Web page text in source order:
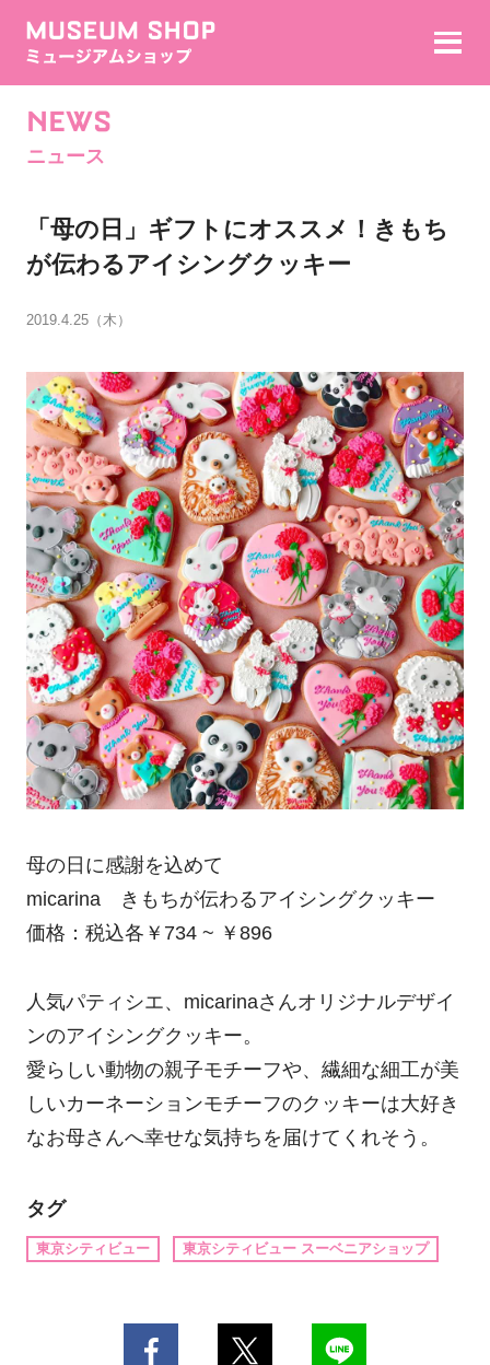
NEWS
ニュース
「母の日」ギフトにオススメ！きもち
が伝わるアイシングクッキー
2019.4.25（木）
母の日に感謝を込めて
micarina きもちが伝わるアイシングクッキー
価格：税込各￥734 ~ ￥896
人気パティシエ、micarinaさんオリジナルデザイ
ンのアイシングクッキー。
愛らしい動物の親子モチーフや、繊細な細工が美
しいカーネーションモチーフのクッキーは大好き
なお母さんへ幸せな気持ちを届けてくれそう。
タグ
東京シティビュー 東京シティビュー スーベニアショップ